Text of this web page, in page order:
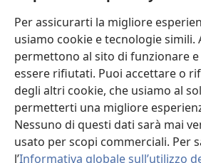
Per assicurarti la migliore
usiamo cookie e tecnologie simili.
permettono al sito di funzionare
essere rifiutati. Puoi accettare o
degli altri cookie, che usiamo al
permetterti una migliore
Nessuno di questi dati sarà mai
usato per scopi commerciali. Per
l’Informativa globale sull’utilizzo
nuova
finestra)
BIBLIOTECA ONLINE Watchtower
(apre
una
nuova
finestra)
JW Hub
(apre
una
nuova
finestra)
JW Library
Watchtower Library®